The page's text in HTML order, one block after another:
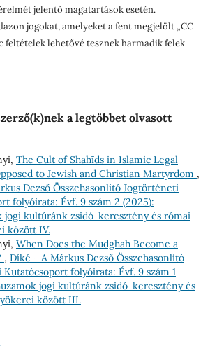
jelentő magatartások esetén.
jogokat, amelyeket a fent megjelölt „CC
feltételek lehetővé tesznek harmadik felek
a legtöbbet olvasott
The Cult of Shahīds in Islamic Legal
to Jewish and Christian Martyrdom ,
Dezső Összehasonlító Jogtörténeti
folyóirata: Évf. 9 szám 2 (2025):
jogi kultúránk zsidó-keresztény és római
között IV.
When Does the Muḍghah Become a
, Díké - A Márkus Dezső Összehasonlító
folyóirata: Évf. 9 szám 1
jogi kultúránk zsidó-keresztény és
között III.